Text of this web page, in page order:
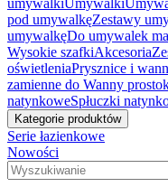
umywalkiUmywalki
pod umywalkęZestawy
umywalkęDo umywalek
Wysokie szafkiAkcesoria
oświetleniaPrysznice i
zamienne do Wanny
natynkoweSpłuczki
Kategorie produktów
Serie łazienkowe
Nowości